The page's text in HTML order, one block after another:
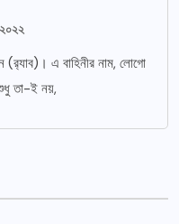
এ বাহিনীর নাম, লোগো
শুধু তা-ই নয়,